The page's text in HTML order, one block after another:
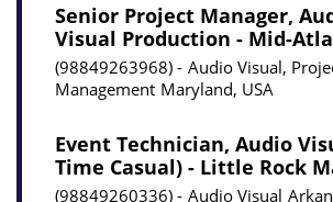
Senior Project Manager,
Visual Production - Mid-
98849263968
Audio Visual,
Management Maryland, USA
Event Technician, Audio
Time Casual) - Little Rock
98849260336 Audio Visual